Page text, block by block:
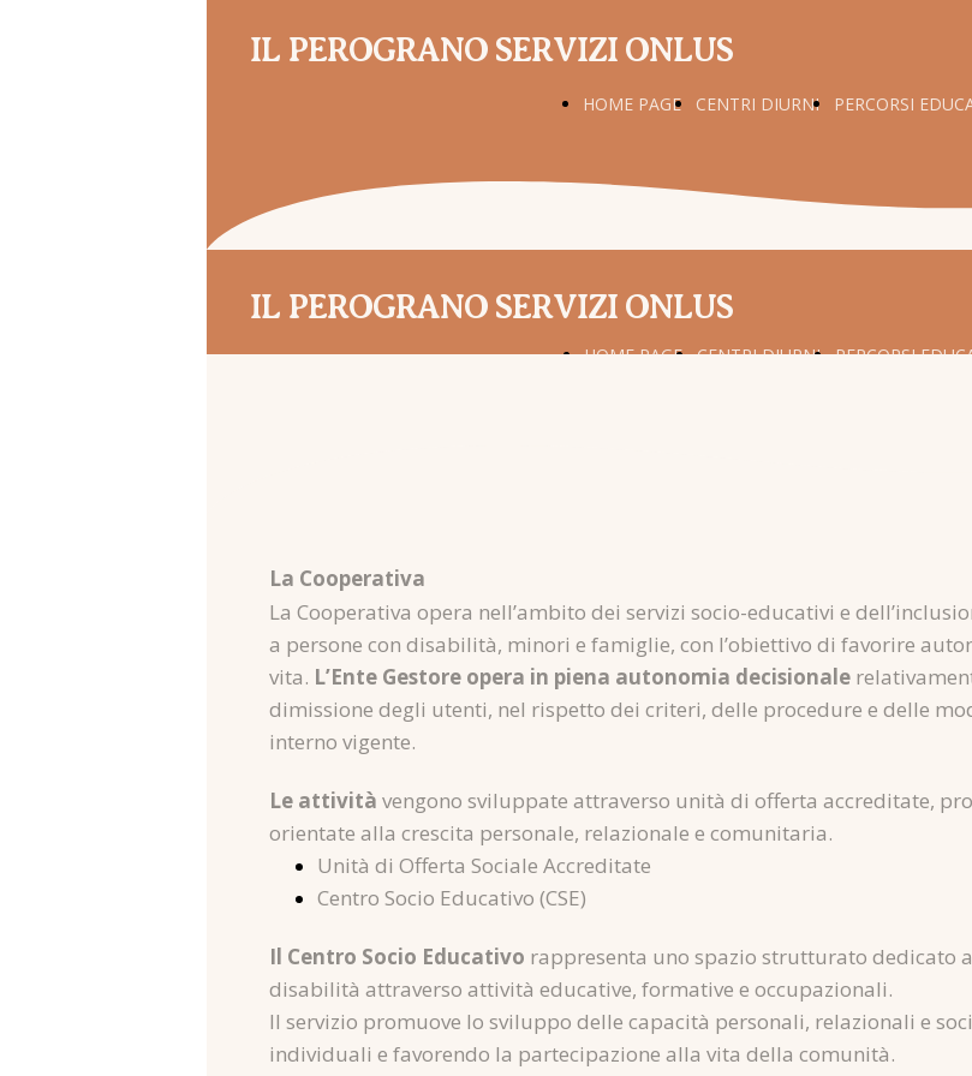
IL PEROGRANO SERVIZI ONLUS
HOME PAGE CENTRI DIURNI PERCORSI
IL PEROGRANO SERVIZI ONLUS
HOME PAGE CENTRI DIURNI PERCORSI
La Cooperativa
La Cooperativa opera nell’ambito dei servizi socio-educativi e
a persone con disabilità, minori e famiglie, con l’obiettivo di favorire
vita. L’Ente Gestore opera in piena autonomia decisionale
dimissione degli utenti, nel rispetto dei criteri, delle procedure e delle
interno vigente.
Le attività vengono sviluppate attraverso unità di offerta accreditate,
orientate alla crescita personale, relazionale e comunitaria.
Unità di Offerta Sociale Accreditate
Centro Socio Educativo (CSE)
Il Centro Socio Educativo rappresenta uno spazio strutturato dedicato
disabilità attraverso attività educative, formative e occupazionali.
Il servizio promuove lo sviluppo delle capacità personali, relazionali e
individuali e favorendo la partecipazione alla vita della comunità.